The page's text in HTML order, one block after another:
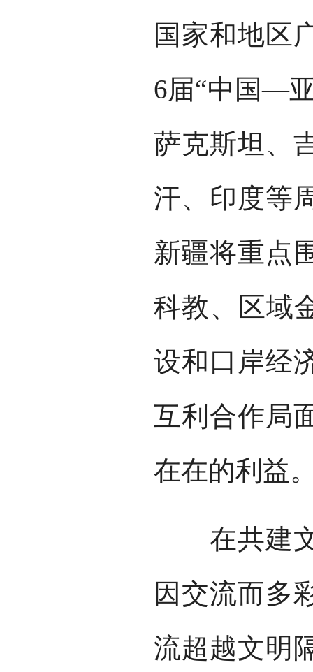
国家和地区
6届“中国—
萨克斯坦、
汗、印度等
新疆将重点
科教、区域
设和口岸经
互利合作局
在在的利益
在共建文
因交流而多
流超越文明